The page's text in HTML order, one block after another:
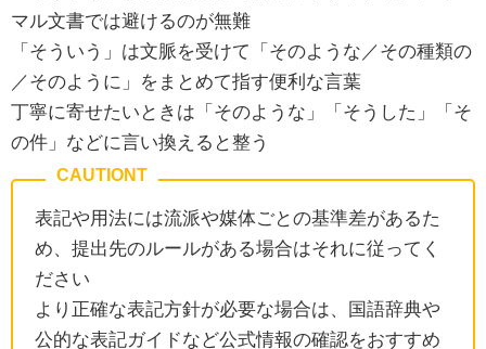
マル文書では避けるのが無難
「そういう」は文脈を受けて「そのような／その種類の
／そのように」をまとめて指す便利な言葉
丁寧に寄せたいときは「そのような」「そうした」「そ
の件」などに言い換えると整う
表記や用法には流派や媒体ごとの基準差があるた
め、提出先のルールがある場合はそれに従ってく
ださい
より正確な表記方針が必要な場合は、国語辞典や
公的な表記ガイドなど公式情報の確認をおすすめ